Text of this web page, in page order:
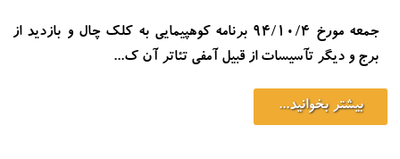
جمعه مورخ 94/10/4 برنامه کوهپیمایی به کلک چال و بازدید از
برج و دیگر تآسیسات از قبیل آمفی تئاتر آن ک...
بیشتر بخوانید...